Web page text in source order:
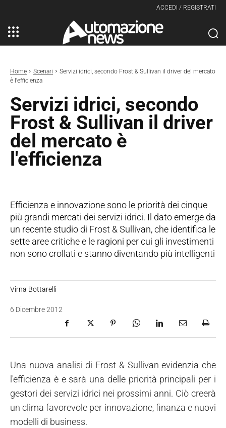
ACCEDI / REGISTRATI
Home Scenari
Servizi idrici, secondo Frost & Sullivan il driver del mercato
è l'efficienza
Servizi idrici, secondo
Frost & Sullivan il driver
del mercato è
l'efficienza
Efficienza e innovazione sono le priorità dei cinque
più grandi mercati dei servizi idrici. Il dato emerge da
un recente studio di Frost & Sullivan, che identifica le
sette aree critiche e le ragioni per cui gli investimenti
non sono crollati e stanno diventando più intelligenti
Virna Bottarelli
6 Dicembre 2012
Una nuova analisi di Frost & Sullivan evidenzia che
l'efficienza è e sarà una delle priorità principali per i
gestori dei servizi idrici nei prossimi anni. Ciò creerà
un clima favorevole per innovazione, finanza e nuovi
modelli di business.